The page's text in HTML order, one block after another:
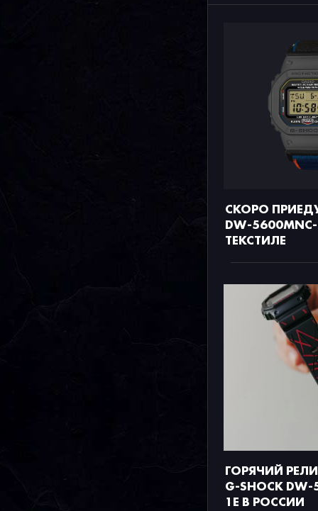
СКОРО
DW-
ТЕКСТИЛЕ
ГОРЯЧИЙ
G-SHOCK
1E В РОССИИ